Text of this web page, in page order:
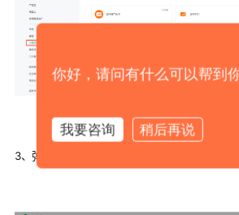
3、弹层选择「关联小程序」，管理员扫码验证
你好，请问有什么可以帮到
我要咨询 稍后再说